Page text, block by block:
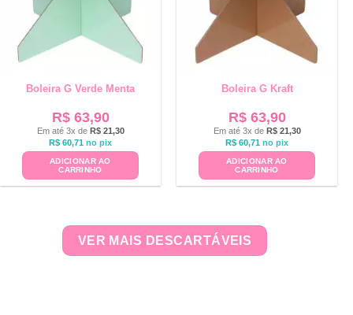
Boleira G Verde Menta
R$63,90
Em até 3x de R$21,30
R$ 60,71 no pix
ADICIONAR AO
CARRINHO
Boleira G Kraft
R$63,90
Em até 3x de R$21,30
R$ 60,71 no pix
ADICIONAR AO
CARRINHO
VER MAIS DESCARTÁVEIS